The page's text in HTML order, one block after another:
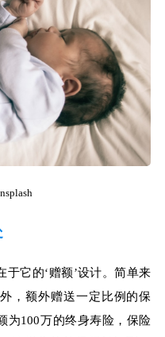
它的‘赠额’设计。简单来
，额外赠送一定比例的保
为100万的终身寿险，保险